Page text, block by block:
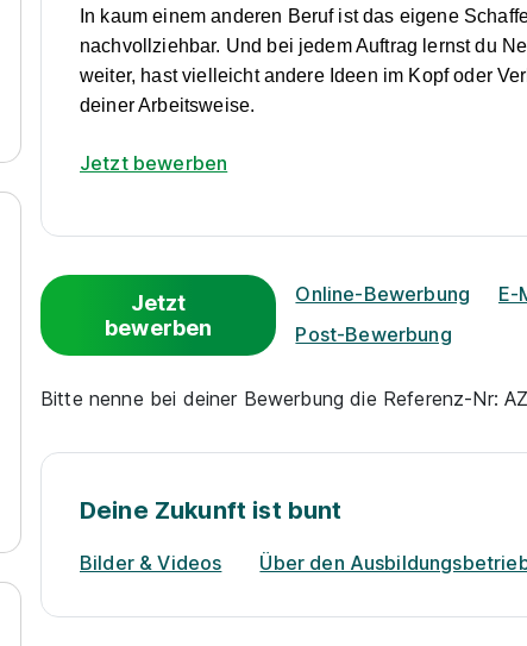
In kaum einem anderen Beruf ist das eigene
nachvollziehbar. Und bei jedem Auftrag lernst du
weiter, hast vielleicht andere Ideen im Kopf oder
deiner Arbeitsweise.
Jetzt bewerben
Jetzt
bewerben
Online-Bewerbung
E-
Post-Bewerbung
Bitte nenne bei deiner Bewerbung die Referenz-Nr:
Deine Zukunft ist bunt
Bilder & Videos Über den